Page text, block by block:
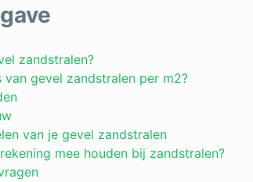
zandstralen?
van gevel zandstralen per m2?
van je gevel zandstralen
mee houden bij zandstralen?